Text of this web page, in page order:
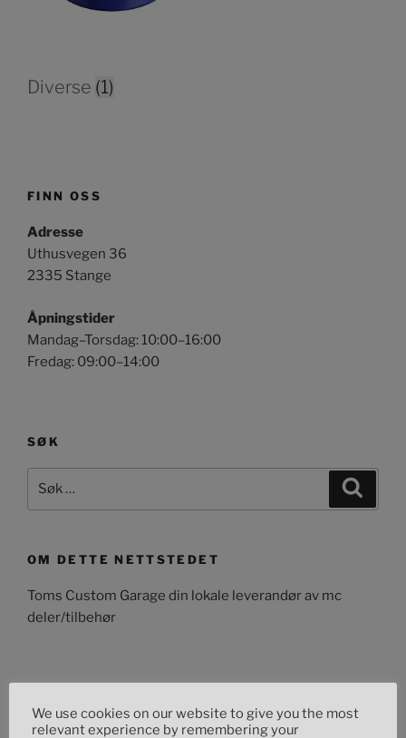
Diverse (1)
FINN OSS
Adresse
Uthusvegen 36
2335 Stange
Åpningstider
Mandag–Torsdag: 10:00–16:00
Fredag: 09:00–14:00
SØK
OM DETTE NETTSTEDET
Toms Custom Garage din lokale leverandør av mc
deler/tilbehør
We use cookies on our website to give you the most
relevant experience by remembering your